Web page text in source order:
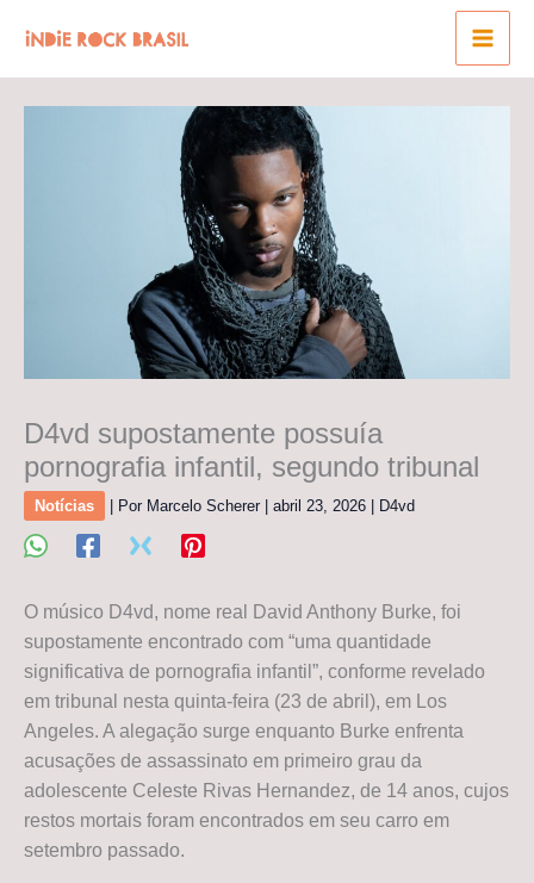
para
o
conteúdo
D4vd supostamente possuía
pornografia infantil, segundo tribunal
Notícias | Por Marcelo Scherer abril 23, 2026 D4vd
O músico D4vd, nome real David Anthony Burke, foi
supostamente encontrado com “uma quantidade
significativa de pornografia infantil”, conforme revelado
em tribunal nesta quinta-feira (23 de abril), em Los
Angeles. A alegação surge enquanto Burke enfrenta
acusações de assassinato em primeiro grau da
adolescente Celeste Rivas Hernandez, de 14 anos, cujos
restos mortais foram encontrados em seu carro em
setembro passado.